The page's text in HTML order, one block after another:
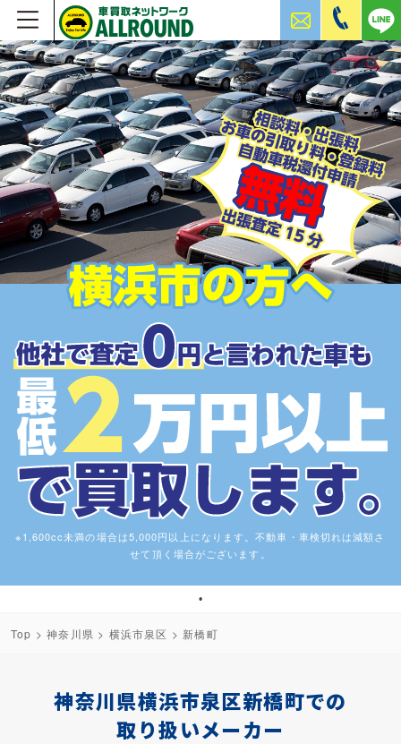
※1,600cc未満の場合は5,000円以上になります。不動車・車検切れは減額さ
せて頂く場合がございます。
1
Top >神奈川県 > 横浜市泉区 > 新橋町
神奈川県横浜市泉区新橋町での
取り扱いメーカー